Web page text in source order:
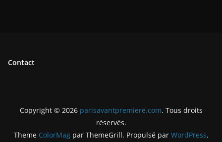
Contact
Copyright © 2026 parisavantpremiere.com. Tous droits
réservés.
Theme ColorMagpar ThemeGrill. Propulsé par WordPress.